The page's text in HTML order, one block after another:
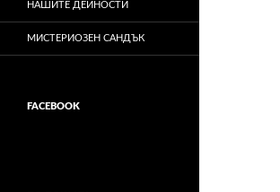
НАШИТЕ ДЕЙНОСТИ
МИСТЕРИОЗЕН САНДЪК
FACEBOOK